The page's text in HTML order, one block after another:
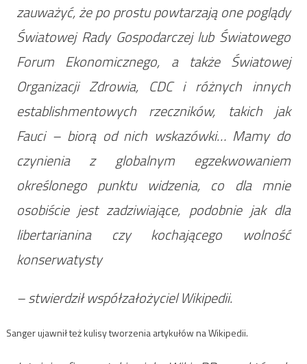
zauważyć, że po prostu powtarzają one poglądy
Światowej Rady Gospodarczej lub Światowego
Forum Ekonomicznego, a także Światowej
Organizacji Zdrowia, CDC i różnych innych
establishmentowych rzeczników, takich jak
Fauci – biorą od nich wskazówki… Mamy do
czynienia z globalnym egzekwowaniem
określonego punktu widzenia, co dla mnie
osobiście jest zadziwiające, podobnie jak dla
libertarianina czy kochającego wolność
konserwatysty
– stwierdził współzałożyciel Wikipedii.
Sanger ujawnił też kulisy tworzenia artykułów na Wikipedii.